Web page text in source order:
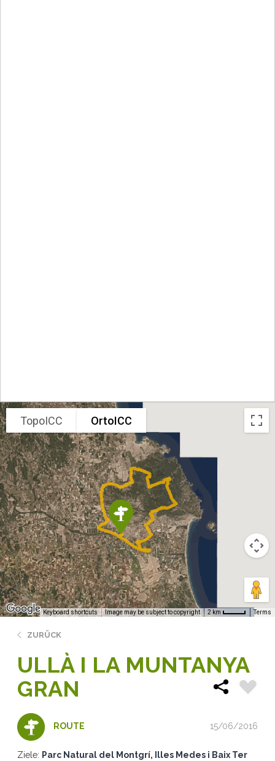
TopoICC OrtoICC
Keyboard shortcuts Image may be subject to copyright 2 km Terms
ZURÜCK
ULLÀ I LA MUNTANYA
GRAN
ROUTE 15/06/2016
Ziele: Parc Natural del Montgrí, Illes Medes i Baix Ter